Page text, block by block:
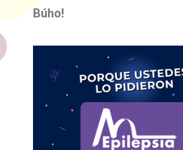
Búho!